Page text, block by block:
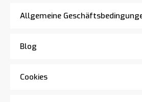
Allgemeine
Blog
Cookies